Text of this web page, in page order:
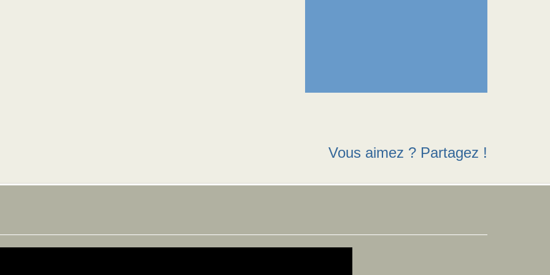
Vous aimez ? Partagez !